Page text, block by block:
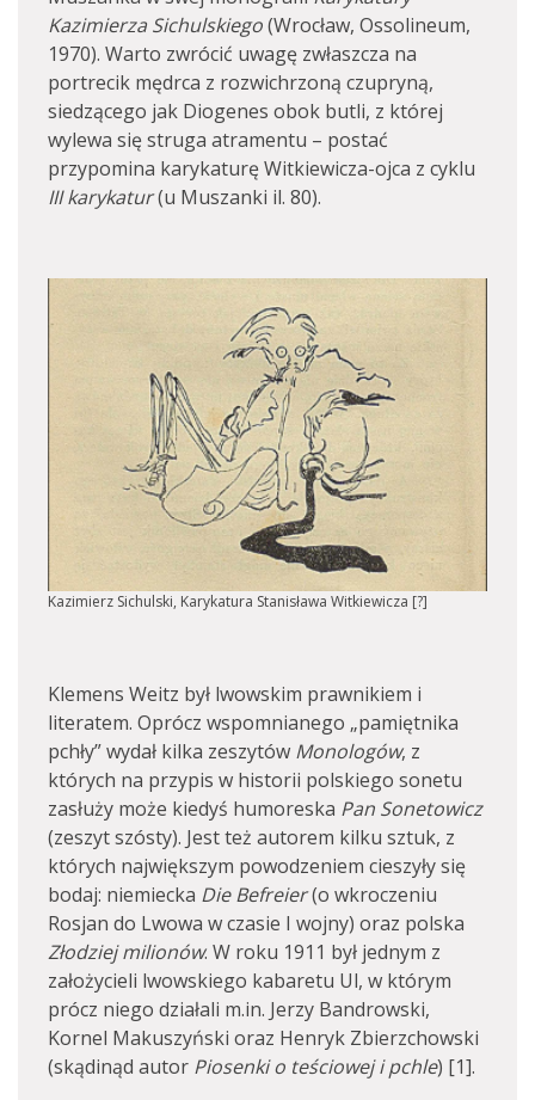
Kazimierza Sichulskiego(Wrocław, Ossolineum,
1970). Warto zwrócić uwagę zwłaszcza na
portrecik mędrca z rozwichrzoną czupryną,
siedzącego jak Diogenes obok butli, z której
wylewa się struga atramentu – postać
przypomina karykaturę Witkiewicza-ojca z cyklu
III karykatur(u Muszanki il. 80).
Kazimierz Sichulski, Karykatura Stanisława Witkiewicza [?]
Klemens Weitz był lwowskim prawnikiem i
literatem. Oprócz wspomnianego „pamiętnika
pchły” wydał kilka zeszytów Monologów, z
których na przypis w historii polskiego sonetu
zasłuży może kiedyś humoreska Pan Sonetowicz
(zeszyt szósty). Jest też autorem kilku sztuk, z
których największym powodzeniem cieszyły się
bodaj: niemiecka Die Befreier(o wkroczeniu
Rosjan do Lwowa w czasie I wojny) oraz polska
Złodziej milionów. W roku 1911 był jednym z
założycieli lwowskiego kabaretu Ul, w którym
prócz niego działali m.in. Jerzy Bandrowski,
Kornel Makuszyński oraz Henryk Zbierzchowski
(skądinąd autor Piosenki o teściowej i pchle) [1].